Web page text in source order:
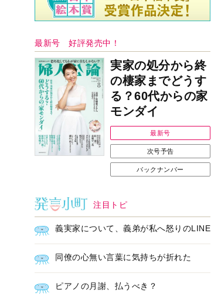
最新号 好評発売中！
実家の処分から終
の棲家までどうす
る？60代からの家
モンダイ
最新号
次号予告
バックナンバー
注目トピ
義実家について、義弟が私へ怒りのLINE
同僚の心無い言葉に気持ちが折れた
ピアノの月謝、払うべき？